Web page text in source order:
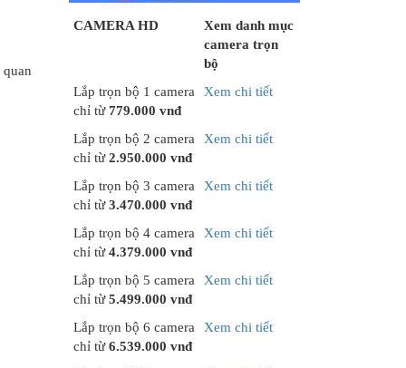
CAMERA HD
Xem danh mục
camera trọn
bộ
Lắp trọn bộ 1 camera
chỉ từ779.000 vnđ
Xem chi tiết
Lắp trọn bộ 2 camera
chỉ từ2.950.000 vnđ
Xem chi tiết
Lắp trọn bộ 3 camera
chỉ từ3.470.000 vnđ
Xem chi tiết
Lắp trọn bộ 4 camera
chỉ từ4.379.000 vnđ
Xem chi tiết
Lắp trọn bộ 5 camera
chỉ từ5.499.000 vnđ
Xem chi tiết
Lắp trọn bộ 6 camera
chỉ từ6.539.000 vnđ
Xem chi tiết